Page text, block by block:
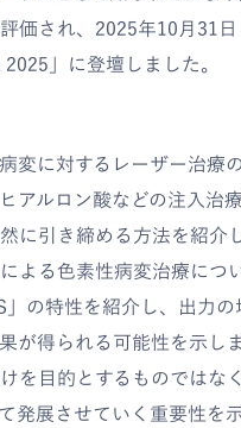
価され、2025年10月31
」に登壇しました。
変に対するレーザー治療
アルロン酸などの注入治
に引き締める方法を紹介
よる色素性病変治療につ
の特性を紹介し、出力の
が得られる可能性を示し
を目的とするものではな
発展させていく重要性を